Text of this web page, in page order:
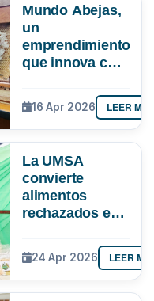
Mundo Abejas,
un
emprendimiento
que innova con
hasta con
apiterapia
16 Apr 2026 LEER
La UMSA
convierte
alimentos
rechazados en
24 Apr 2026 LEER